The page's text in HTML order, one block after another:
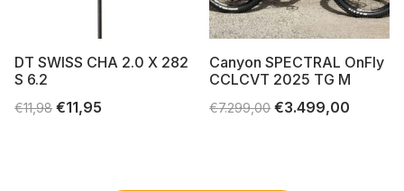
DT SWISS CHA 2.0 X 282
S 6.2
€11,98 Il
€11,95
Canyon SPECTRAL OnFly
CCLCVT 2025 TG M
€7.299,00 Il
€3.499,00